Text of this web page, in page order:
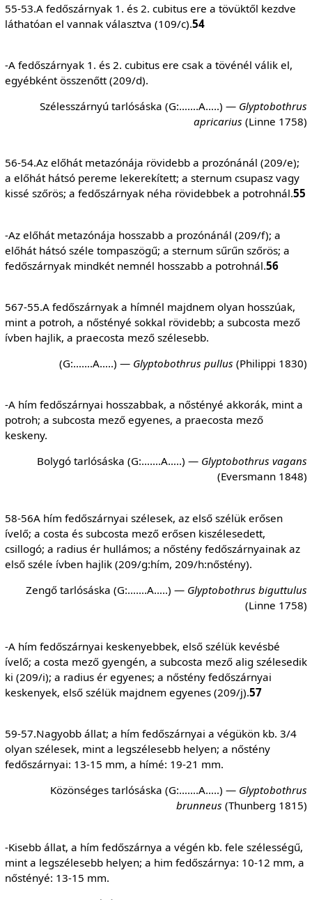
55-53.A fedőszárnyak 1. és 2. cubitus ere a tövüktől kezdve
láthatóan el vannak választva (109/c).54
-A fedőszárnyak 1. és 2. cubitus ere csak a tövénél válik el,
egyébként összenőtt (209/d).
Szélesszárnyú tarlósáska (G:…….A…..) — Glyptobothrus
apricarius (Linne 1758)
56-54.Az előhát metazónája rövidebb a prozónánál (209/e);
a előhát hátsó pereme lekerekített; a sternum csupasz vagy
kissé szőrös; a fedőszárnyak néha rövidebbek a potrohnál.55
-Az előhát metazónája hosszabb a prozónánál (209/f); a
előhát hátsó széle tompaszögű; a sternum sűrűn szőrös; a
fedőszárnyak mindkét nemnél hosszabb a potrohnál.56
567-55.A fedőszárnyak a hímnél majdnem olyan hosszúak,
mint a potroh, a nőstényé sokkal rövidebb; a subcosta mező
ívben hajlik, a praecosta mező szélesebb.
(G:…….A…..) — Glyptobothrus pullus (Philippi 1830)
-A hím fedőszárnyai hosszabbak, a nőstényé akkorák, mint a
potroh; a subcosta mező egyenes, a praecosta mező
keskeny.
Bolygó tarlósáska (G:…….A…..) — Glyptobothrus vagans
(Eversmann 1848)
58-56A hím fedőszárnyai szélesek, az első szélük erősen
ívelő; a costa és subcosta mező erősen kiszélesedett,
csillogó; a radius ér hullámos; a nőstény fedőszárnyainak az
első széle ívben hajlik (209/g:hím, 209/h:nőstény).
Zengő tarlósáska (G:…….A…..) — Glyptobothrus biguttulus
(Linne 1758)
-A hím fedőszárnyai keskenyebbek, első szélük kevésbé
ívelő; a costa mező gyengén, a subcosta mező alig szélesedik
ki (209/i); a radius ér egyenes; a nőstény fedőszárnyai
keskenyek, első szélük majdnem egyenes (209/j).57
59-57.Nagyobb állat; a hím fedőszárnyai a végükön kb. 3/4
olyan szélesek, mint a legszélesebb helyen; a nőstény
fedőszárnyai: 13-15 mm, a hímé: 19-21 mm.
Közönséges tarlósáska (G:…….A…..) — Glyptobothrus
brunneus (Thunberg 1815)
-Kisebb állat, a hím fedőszárnya a végén kb. fele szélességű,
mint a legszélesebb helyen; a him fedőszárnya: 10-12 mm, a
nőstényé: 13-15 mm.